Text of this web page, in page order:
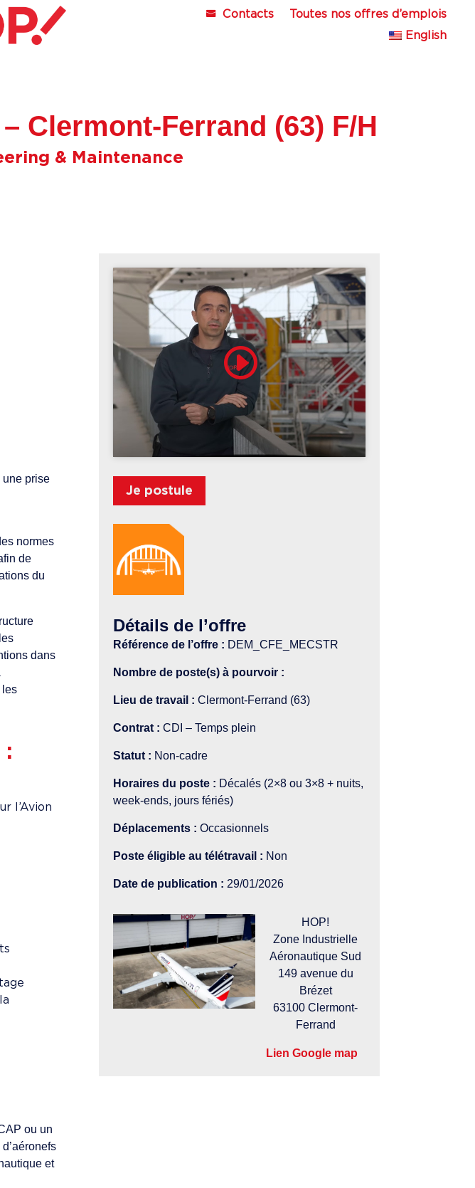
Contacts
Toutes nos offres d’emplois
English
Clermont-Ferrand (63) F/H
& Maintenance
une prise
normes
de
du
dans
les
l’Avion
ou un
et
Cliquez pour accepter les cookies
marketing et activer ce contenu
Je postule
Détails de l’offre
Référence de l’offre : DEM_CFE_MECSTR
Nombre de poste(s) à pourvoir :
Lieu de travail : Clermont-Ferrand (63)
Contrat : CDI – Temps plein
Statut : Non-cadre
Horaires du poste : Décalés (2×8 ou 3×8 + nuits,
week-ends, jours fériés)
Déplacements : Occasionnels
Poste éligible au télétravail : Non
Date de publication : 29/01/2026
HOP!
Zone Industrielle
Aéronautique Sud
149 avenue du
Brézet
63100 Clermont-
Ferrand
Lien Google map